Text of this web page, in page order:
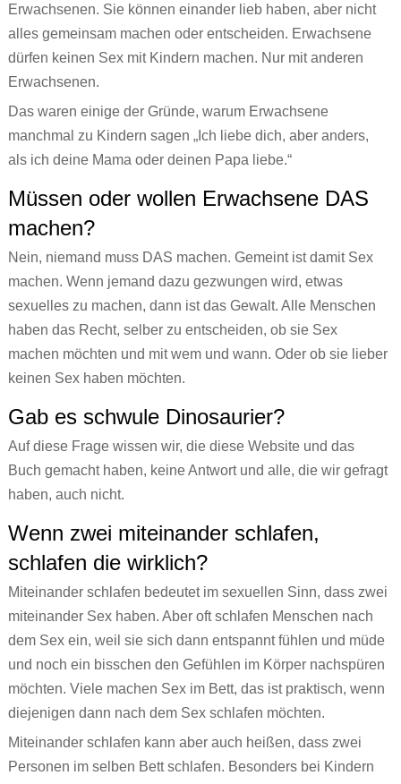
Erwachsenen. Sie können einander lieb haben, aber nicht
alles gemeinsam machen oder entscheiden. Erwachsene
dürfen keinen Sex mit Kindern machen. Nur mit anderen
Erwachsenen.
Das waren einige der Gründe, warum Erwachsene
manchmal zu Kindern sagen „Ich liebe dich, aber anders,
als ich deine Mama oder deinen Papa liebe.“
Müssen oder wollen Erwachsene DAS
machen?
Nein, niemand muss DAS machen. Gemeint ist damit Sex
machen. Wenn jemand dazu gezwungen wird, etwas
sexuelles zu machen, dann ist das Gewalt. Alle Menschen
haben das Recht, selber zu entscheiden, ob sie Sex
machen möchten und mit wem und wann. Oder ob sie lieber
keinen Sex haben möchten.
Gab es schwule Dinosaurier?
Auf diese Frage wissen wir, die diese Website und das
Buch gemacht haben, keine Antwort und alle, die wir gefragt
haben, auch nicht.
Wenn zwei miteinander schlafen,
schlafen die wirklich?
Miteinander schlafen bedeutet im sexuellen Sinn, dass zwei
miteinander Sex haben. Aber oft schlafen Menschen nach
dem Sex ein, weil sie sich dann entspannt fühlen und müde
und noch ein bisschen den Gefühlen im Körper nachspüren
möchten. Viele machen Sex im Bett, das ist praktisch, wenn
diejenigen dann nach dem Sex schlafen möchten.
Miteinander schlafen kann aber auch heißen, dass zwei
Personen im selben Bett schlafen. Besonders bei Kindern